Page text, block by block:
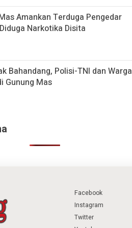
Amankan Terduga Pengedar
Narkotika Disita
Bahandang, Polisi-TNI dan Warga
Gunung Mas
Facebook
Instagram
Twitter